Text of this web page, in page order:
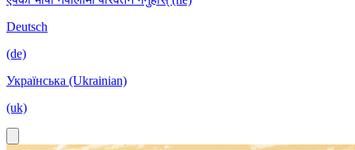
Deutsch
(de)
Українська (Ukrainian)
(uk)